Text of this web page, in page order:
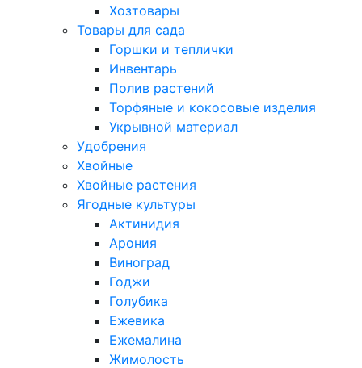
Хозтовары
Товары для сада
Горшки и теплички
Инвентарь
Полив растений
Торфяные и кокосовые изделия
Укрывной материал
Удобрения
Хвойные
Хвойные растения
Ягодные культуры
Актинидия
Арония
Виноград
Годжи
Голубика
Ежевика
Ежемалина
Жимолость